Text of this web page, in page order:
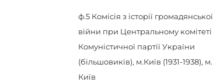
ф.5 Комісія з історії громадянської
війни при Центральному комітеті
Комуністичної партії України
(більшовиків), м.Київ (1931-1938), м.
Київ